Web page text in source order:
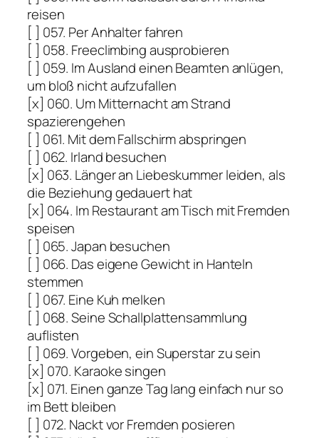
reisen
[ ] 057. Per Anhalter fahren
[ ] 058. Freeclimbing ausprobieren
[ ] 059. Im Ausland einen Beamten anlügen,
um bloß nicht aufzufallen
[x] 060. Um Mitternacht am Strand
spazierengehen
[ ] 061. Mit dem Fallschirm abspringen
[ ] 062. Irland besuchen
[x] 063. Länger an Liebeskummer leiden, als
die Beziehung gedauert hat
[x] 064. Im Restaurant am Tisch mit Fremden
speisen
[ ] 065. Japan besuchen
[ ] 066. Das eigene Gewicht in Hanteln
stemmen
[ ] 067. Eine Kuh melken
[ ] 068. Seine Schallplattensammlung
auflisten
[ ] 069. Vorgeben, ein Superstar zu sein
[x] 070. Karaoke singen
[x] 071. Einen ganze Tag lang einfach nur so
im Bett bleiben
[ ] 072. Nackt vor Fremden posieren